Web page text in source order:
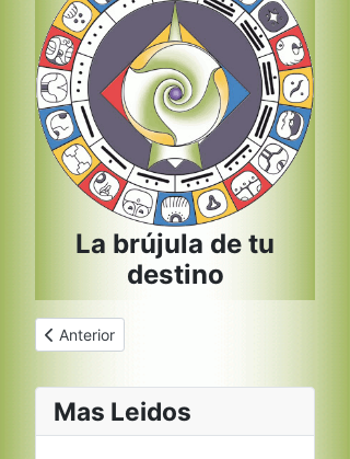
Mas Leidos
La brújula de tu
destino
Artículo anterior: Brujula Iphone
Anterior